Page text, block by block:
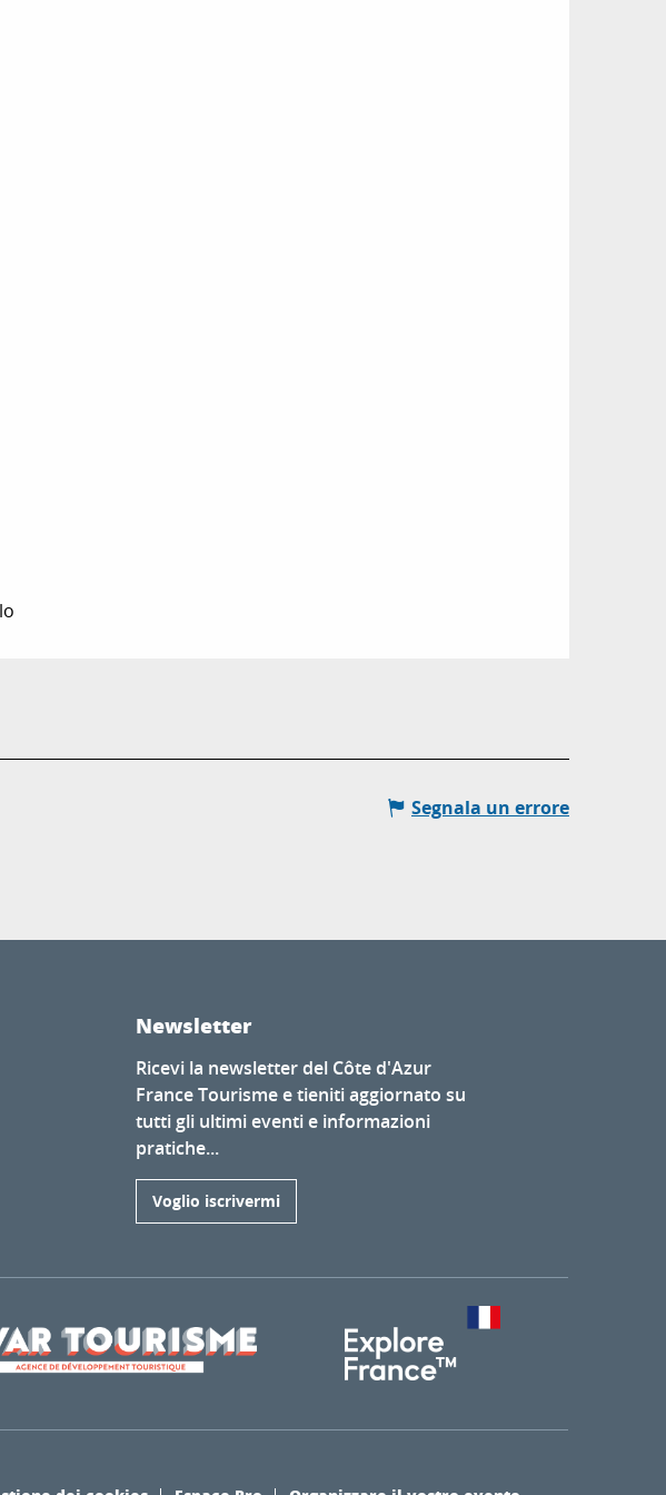
Segnala un errore
Newsletter
Ricevi la newsletter del Côte d'Azur
France Tourisme e tieniti aggiornato su
tutti gli ultimi eventi e informazioni
pratiche...
Voglio iscrivermi